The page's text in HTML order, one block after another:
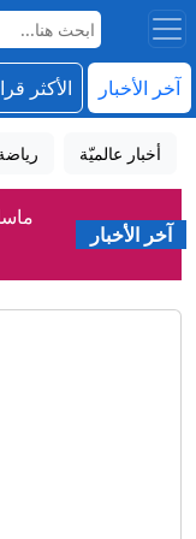
آخر الأخبار الأكثر
أخبار عالميّة
آخر الأخبار